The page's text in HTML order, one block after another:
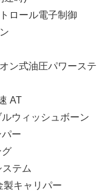
ロール電子制御
ン式油圧パワーステ
AT
ウィッシュボーン
ー
グ
テム
製キャリパー